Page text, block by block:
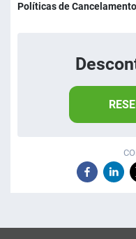
Políticas de Cancelamento